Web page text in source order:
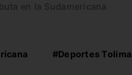
en la Sudamericana
#Deportes Tolima